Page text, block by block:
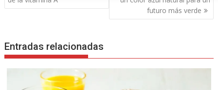
entradas
futuro más verde
Entradas relacionadas